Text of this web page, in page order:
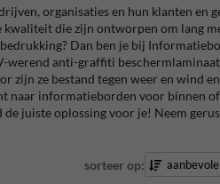
organisaties en hun klanten en
die zijn ontworpen om lang
Dan ben je bij
werend anti-graffiti
zijn ze bestand tegen weer en wind
naar informatieborden voor binnen
juiste oplossing voor je! Neem
sorteer op: